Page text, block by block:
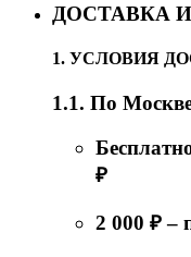
ДОСТАВКА
1. УСЛОВИЯ
1.1. По
₽
2 000 ₽ –